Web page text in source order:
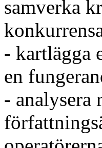
samverka
- kartlägga
en
- analysera